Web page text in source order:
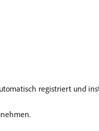
registriert und